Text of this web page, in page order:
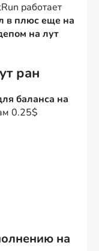
работает
в плюс еще на
на лут
ран
баланса на
0.25$
на